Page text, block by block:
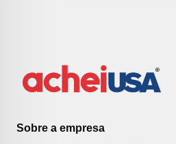
Sobre a empresa